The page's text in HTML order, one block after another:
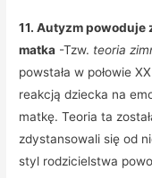
11. Autyzm
matka -Tzw. teoria
powstała w połowie
reakcją dziecka na
matkę. Teoria ta
zdystansowali się od
styl rodzicielstwa